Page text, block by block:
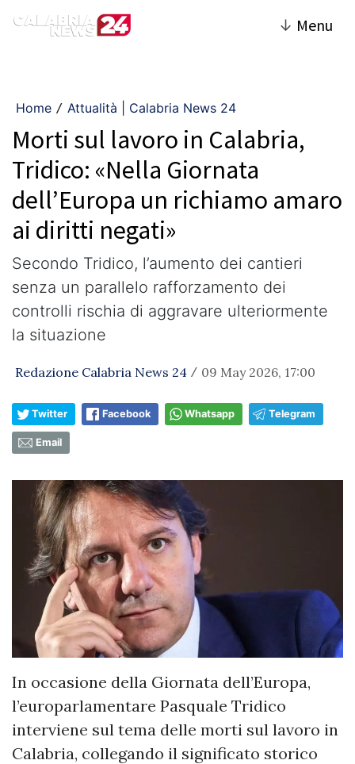
↓ Menu
Home / Attualità | Calabria News 24
Morti sul lavoro in Calabria,
Tridico: «Nella Giornata
dell’Europa un richiamo amaro
ai diritti negati»
Secondo Tridico, l’aumento dei cantieri
senza un parallelo rafforzamento dei
controlli rischia di aggravare ulteriormente
la situazione
Redazione Calabria News 24 / 09 May 2026, 17:00
Twitter Facebook Whatsapp Telegram
Email
In occasione della Giornata dell’Europa,
l’europarlamentare Pasquale Tridico
interviene sul tema delle morti sul lavoro in
Calabria, collegando il significato storico